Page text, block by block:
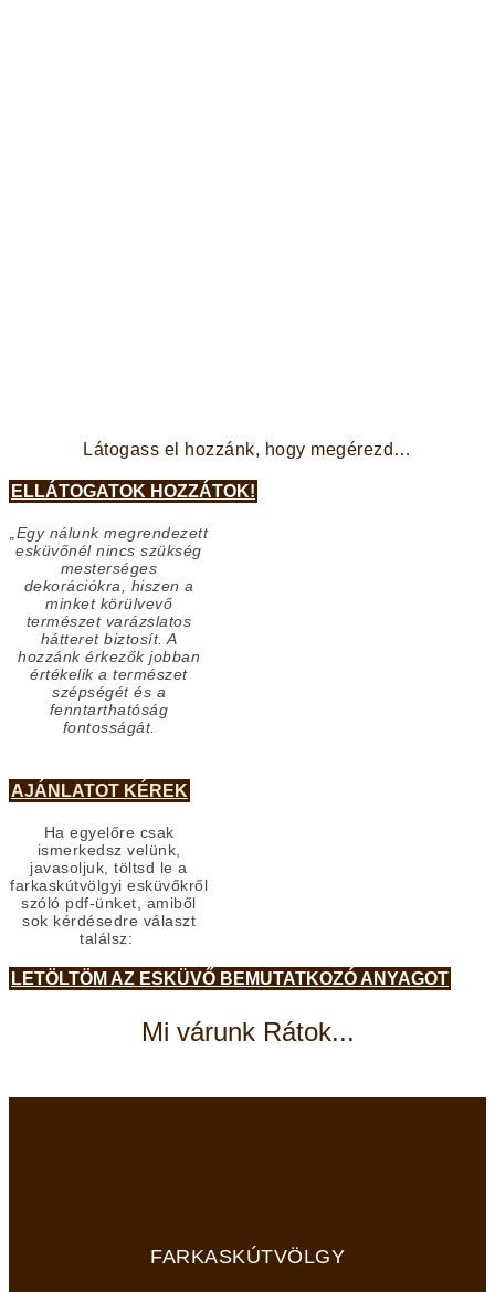
Látogass el hozzánk, hogy megérezd…
ELLÁTOGATOK HOZZÁTOK!
„Egy nálunk megrendezett
esküvőnél nincs szükség
mesterséges
dekorációkra, hiszen a
minket körülvevő
természet varázslatos
hátteret biztosít. A
hozzánk érkezők jobban
értékelik a természet
szépségét és a
fenntarthatóság
fontosságát.
AJÁNLATOT KÉREK
Ha egyelőre csak
ismerkedsz velünk,
javasoljuk, töltsd le a
farkaskútvölgyi esküvőkről
szóló pdf-ünket, amiből
sok kérdésedre választ
találsz:
LETÖLTÖM AZ ESKÜVŐ BEMUTATKOZÓ ANYAGOT
Mi várunk Rátok...
FARKASKÚTVÖLGY